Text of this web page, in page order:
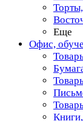
Еще
Офис,